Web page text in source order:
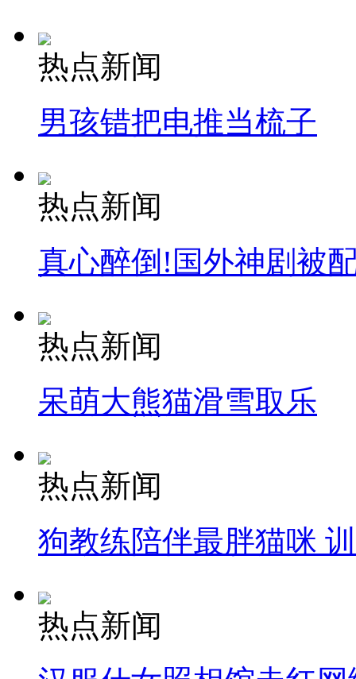
热点新闻
男孩错把电推当梳子
热点新闻
真心醉倒!国外神剧被
热点新闻
呆萌大熊猫滑雪取乐
热点新闻
狗教练陪伴最胖猫咪
热点新闻